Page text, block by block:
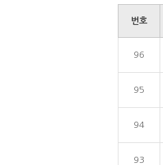
번호
96
95
94
93